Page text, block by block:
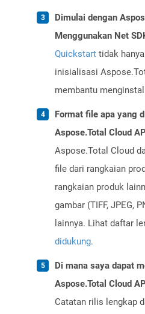
Dimulai dengan
Menggunakan Net
Quickstart tidak
inisialisasi
membantu
Format file apa yang
Aspose.Total Cloud
Aspose.Total Cloud
file dari rangkaian
rangkaian produk
gambar (TIFF, JPEG,
lainnya. Lihat daftar
didukung.
Di mana saya dapat
Aspose.Total Cloud
Catatan rilis lengkap